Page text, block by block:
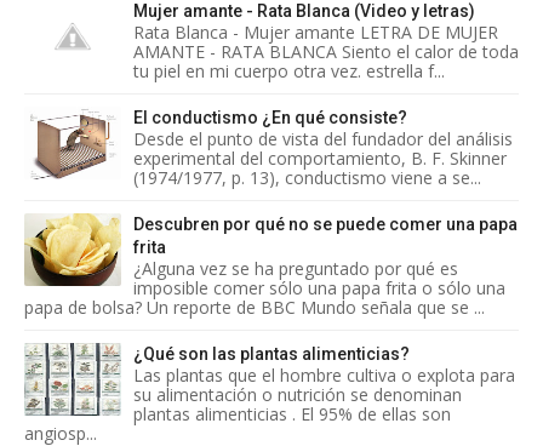
Mujer amante - Rata Blanca (Video y letras)
Rata Blanca - Mujer amante LETRA DE MUJER
AMANTE - RATA BLANCA Siento el calor de toda
tu piel en mi cuerpo otra vez. estrella f...
El conductismo ¿En qué consiste?
Desde el punto de vista del fundador del análisis
experimental del comportamiento, B. F. Skinner
(1974/1977, p. 13), conductismo viene a se...
Descubren por qué no se puede comer una papa
frita
¿Alguna vez se ha preguntado por qué es
imposible comer sólo una papa frita o sólo una
papa de bolsa? Un reporte de BBC Mundo señala que se ...
¿Qué son las plantas alimenticias?
Las plantas que el hombre cultiva o explota para
su alimentación o nutrición se denominan
plantas alimenticias . El 95% de ellas son
angiosp...